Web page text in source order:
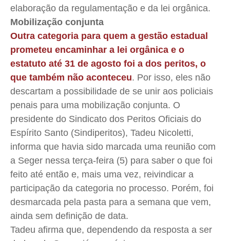
elaboração da regulamentação e da lei orgânica.
Mobilização conjunta
Outra categoria para quem a gestão estadual
prometeu encaminhar a lei orgânica e o
estatuto até 31 de agosto foi a dos peritos, o
que também não aconteceu. Por isso, eles não
descartam a possibilidade de se unir aos policiais
penais para uma mobilização conjunta. O
presidente do Sindicato dos Peritos Oficiais do
Espírito Santo (Sindiperitos), Tadeu Nicoletti,
informa que havia sido marcada uma reunião com
a Seger nessa terça-feira (5) para saber o que foi
feito até então e, mais uma vez, reivindicar a
participação da categoria no processo. Porém, foi
desmarcada pela pasta para a semana que vem,
ainda sem definição de data.
Tadeu afirma que, dependendo da resposta a ser